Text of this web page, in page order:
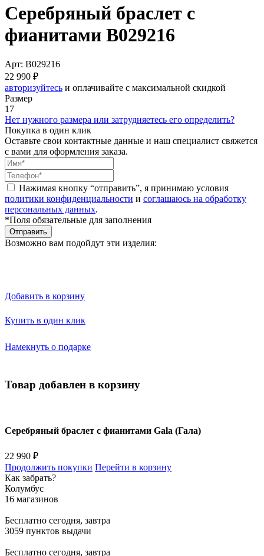
Серебряный браслет с
фианитами B029216
Арт: B029216
22 990 ₽
авторизуйтесь и оплачивайте с максимальной скидкой
Размер
17
Нет нужного размера или затрудняетесь его определить?
Покупка в один клик
Оставьте свои контактные данные и наш специалист свяжется
с вами для оформления заказа.
Нажимая кнопку “отправить”, я принимаю условия
политики конфиденциальности и соглашаюсь на обработку
персональных данных.
*Поля обязательные для заполнения
Отправить
Возможно вам подойдут эти изделия:
Добавить в корзину
Купить в один клик
Намекнуть о подарке
Товар добавлен в корзину
Серебряный браслет с фианитами Gala (Гала)
22 990 ₽
Продолжить покупки Перейти в корзину
Как забрать?
Колумбус
16 магазинов
Бесплатно сегодня, завтра
3059 пунктов выдачи
Бесплатно сегодня, завтра